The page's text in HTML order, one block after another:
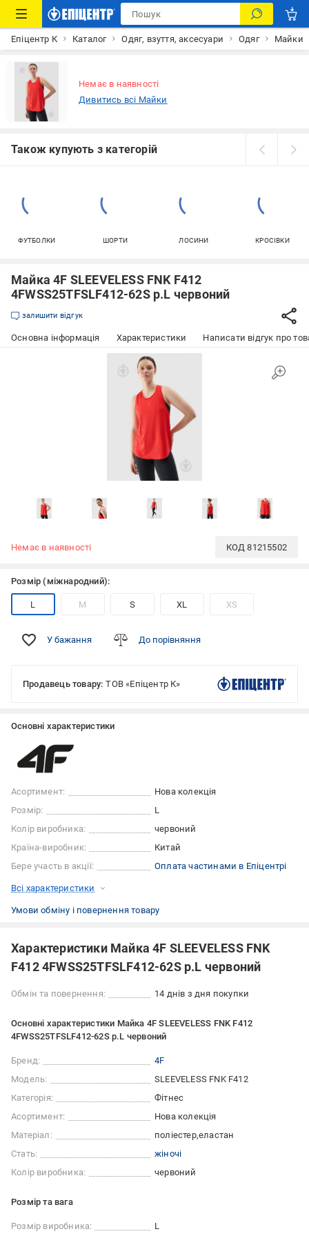
Епіцентр К Каталог Одяг, взуття, аксесуари Одяг Майки
Немає в наявності
Дивитись всі Майки
Також купують з категорій
ФУТБОЛКИ ШОРТИ ЛОСИНИ КРОСІВКИ
Майка 4F SLEEVELESS FNK F412
4FWSS25TFSLF412-62S р.L червоний
залишити відгук
Основна інформація Характеристики Написати відгук про
Немає в наявності КОД81215502
Розмір (міжнародний):
L M S XL XS
У бажання До порівняння
Продавець товару: ТОВ «Епіцентр К»
Основні характеристики
Асортимент:
Нова колекція
Розмір:
L
Колір виробника:
червоний
Країна-виробник:
Китай
Бере участь в акції:
Оплата частинами в Епіцентрі
Всі характеристики
Умови обміну і повернення товару
Характеристики Майка 4F SLEEVELESS FNK
F412 4FWSS25TFSLF412-62S р.L червоний
Обмін та повернення: 14 днів з дня покупки
Основні характеристики Майка 4F SLEEVELESS FNK F412
4FWSS25TFSLF412-62S р.L червоний
Бренд:
4F
Модель:
SLEEVELESS FNK F412
Категорія:
Фітнес
Асортимент:
Нова колекція
Матеріал:
поліестер еластан
Стать:
жіночі
Колір виробника:
червоний
Розмір та вага
Розмір виробника: L